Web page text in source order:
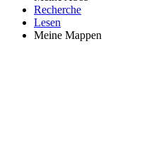
Recherche
Lesen
Meine Mappen